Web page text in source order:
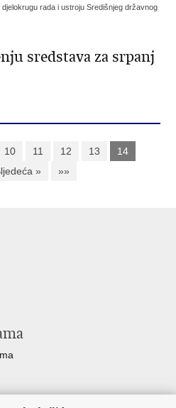
djelokrugu rada i ustroju Središnjeg državnog
sredstava za srpanj
10 11 12 13
14
» »»